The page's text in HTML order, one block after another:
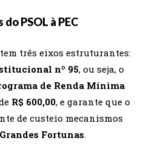
PSOL à PEC
três eixos estruturantes:
nº 95, ou seja, o
de Renda Mínima
R$ 600,00, e garante que o
de custeio mecanismos
Fortunas.